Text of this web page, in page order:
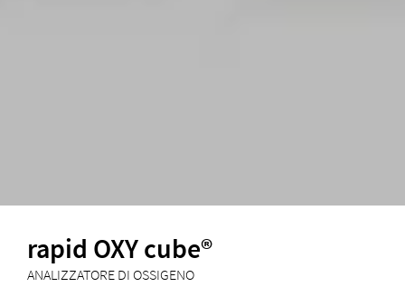
rapid OXY cube®
ANALIZZATORE DI OSSIGENO